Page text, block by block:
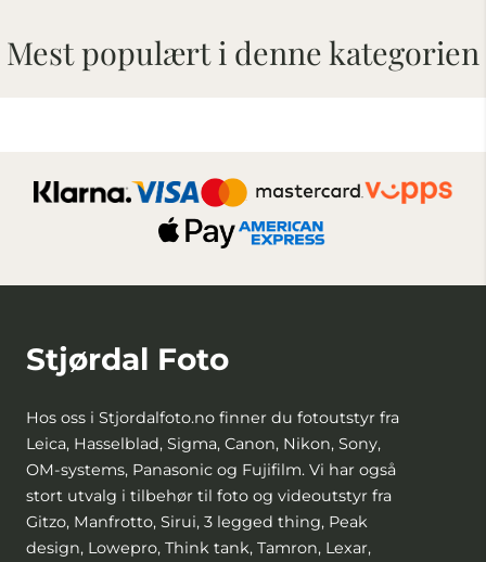
Mest populært i denne kategorien
Stjørdal Foto
Hos oss i Stjordalfoto.no finner du fotoutstyr fra
Leica, Hasselblad, Sigma, Canon, Nikon, Sony,
OM-systems, Panasonic og Fujifilm. Vi har også
stort utvalg i tilbehør til foto og videoutstyr fra
Gitzo, Manfrotto, Sirui, 3 legged thing, Peak
design, Lowepro, Think tank, Tamron, Lexar,